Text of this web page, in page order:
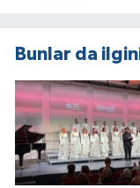
Bunlar da